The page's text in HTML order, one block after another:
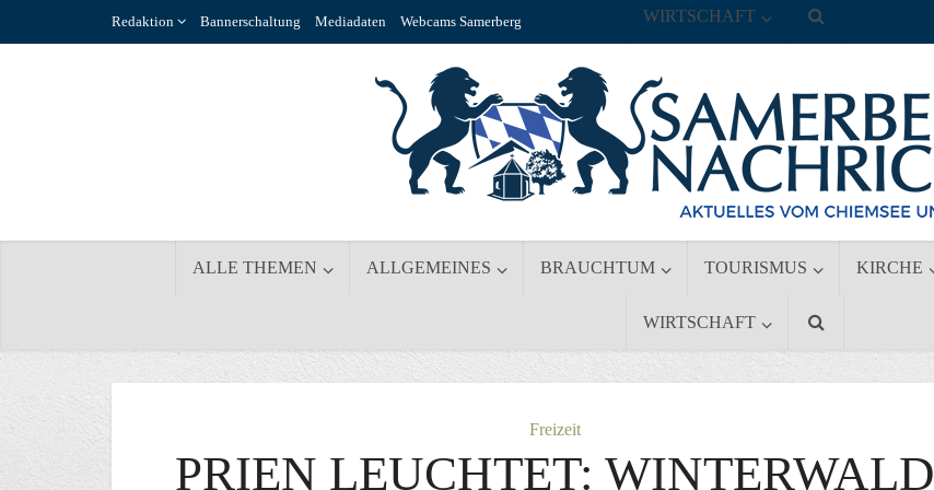
Redaktion Bannerschaltung Mediadaten Webcams Samerberg
ALLE THEMEN ALLGEMEINES BRAUCHTUM TOURISMUS KIRCHE
WIRTSCHAFT
WIRTSCHAFT
Freizeit
PRIEN LEUCHTET: WINTERWALD